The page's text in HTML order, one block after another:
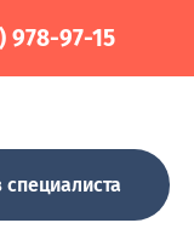
978-97-15